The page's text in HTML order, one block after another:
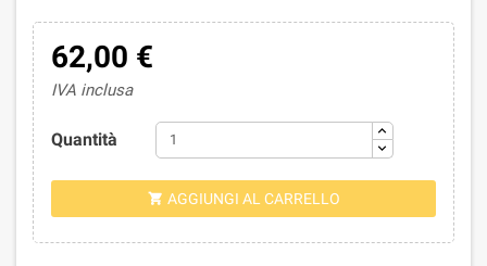
62,00 €
IVA inclusa
Quantità
 AGGIUNGI AL CARRELLO